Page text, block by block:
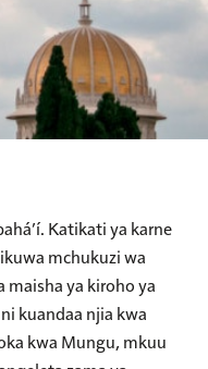
Katikati ya karne
mchukuzi wa
ya kiroho ya
kuandaa njia kwa
kwa Mungu, mkuu